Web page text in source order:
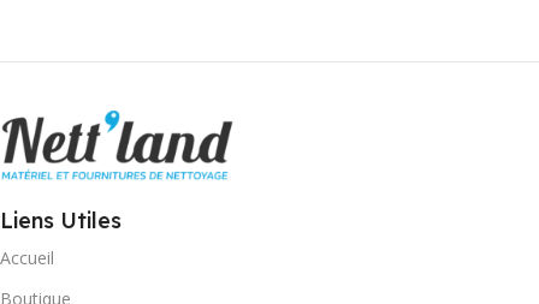
Liens Utiles
Accueil
Boutique